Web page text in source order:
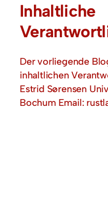
Inhaltliche
Der vorliegende
inhaltlichen
Estrid Sørensen
Bochum Email: